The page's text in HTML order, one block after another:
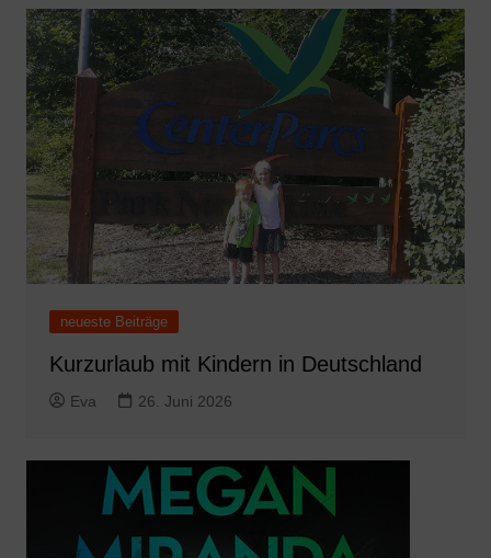
neueste Beiträge
Kurzurlaub mit Kindern in Deutschland
Eva 26. Juni 2026